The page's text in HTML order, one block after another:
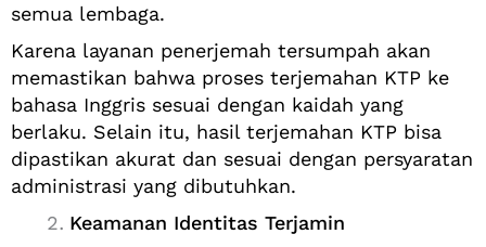
semua lembaga.
Karena layanan penerjemah tersumpah akan
memastikan bahwa proses terjemahan KTP ke
bahasa Inggris sesuai dengan kaidah yang
berlaku. Selain itu, hasil terjemahan KTP bisa
dipastikan akurat dan sesuai dengan persyaratan
administrasi yang dibutuhkan.
Keamanan Identitas Terjamin